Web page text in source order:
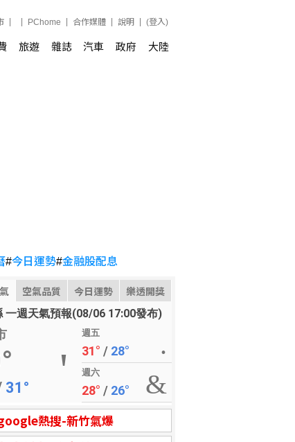
PChome 合作媒體 說明 (登入)
旅遊 雜誌 汽車 政府 大陸
#今日運勢#金融股配息
空氣品質 今日運勢 樂透開獎
一週天氣預報(08/06 17:00發布)
31°
週五
31° / 28°
週六
28° / 26°
熱搜-新竹氣爆